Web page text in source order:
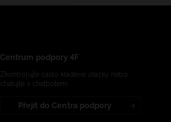
Centrum podpory 4F
Zkontrolujte často kladené otázky nebo
chatujte s chatbotem:
Přejít do Centra podpory